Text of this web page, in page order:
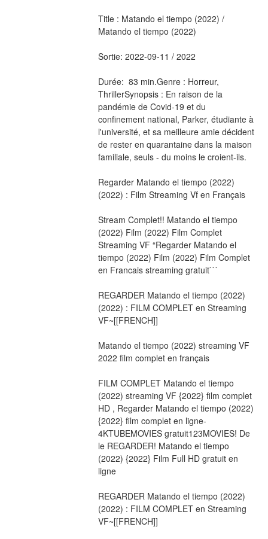
Title : Matando el tiempo (2022) /
Matando el tiempo (2022)
Sortie: 2022-09-11 / 2022
Durée:  83 min.Genre : Horreur,
ThrillerSynopsis : En raison de la
pandémie de Covid-19 et du
confinement national, Parker, étudiante à
l'université, et sa meilleure amie décident
de rester en quarantaine dans la maison
familiale, seuls - du moins le croient-ils.
Regarder Matando el tiempo (2022)
(2022) : Film Streaming Vf en Français
Stream Complet!! Matando el tiempo
(2022) Film (2022) Film Complet
Streaming VF “Regarder Matando el
tiempo (2022) Film (2022) Film Complet
en Francais streaming gratuit```
REGARDER Matando el tiempo (2022)
(2022) : FILM COMPLET en Streaming
VF~[[FRENCH]]
Matando el tiempo (2022) streaming VF
2022 film complet en français
FILM COMPLET Matando el tiempo
(2022) streaming VF {2022} film complet
HD , Regarder Matando el tiempo (2022)
{2022} film complet en ligne-
4KTUBEMOVIES gratuit123MOVIES! De
le REGARDER! Matando el tiempo
(2022) {2022} Film Full HD gratuit en
ligne
REGARDER Matando el tiempo (2022)
(2022) : FILM COMPLET en Streaming
VF~[[FRENCH]]